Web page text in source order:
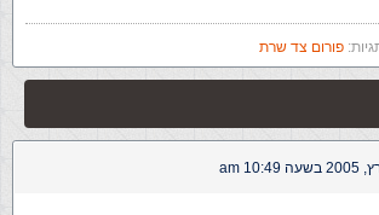
פורום צד שרת